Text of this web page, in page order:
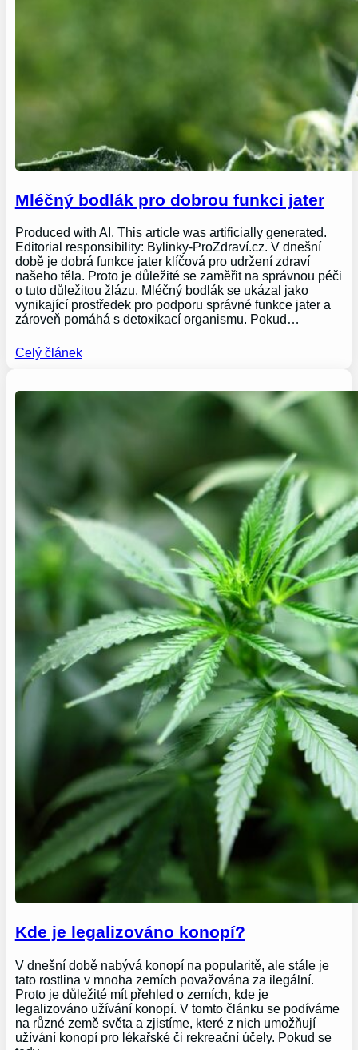
Mléčný bodlák pro dobrou funkci jater
Produced with AI. This article was artificially generated.
Editorial responsibility: Bylinky-ProZdraví.cz. V dnešní
době je dobrá funkce jater klíčová pro udržení zdraví
našeho těla. Proto je důležité se zaměřit na správnou péči
o tuto důležitou žlázu. Mléčný bodlák se ukázal jako
vynikající prostředek pro podporu správné funkce jater a
zároveň pomáhá s detoxikací organismu. Pokud…
Celý článek
Kde je legalizováno konopí?
V dnešní době nabývá konopí na popularitě, ale stále je
tato rostlina v mnoha zemích považována za ilegální.
Proto je důležité mít přehled o zemích, kde je
legalizováno užívání konopí. V tomto článku se podíváme
na různé země světa a zjistíme, které z nich umožňují
užívání konopí pro lékařské či rekreační účely. Pokud se